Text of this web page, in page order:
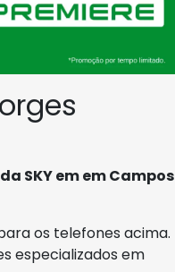
SKY em em Campos
os telefones acima.
especializados em